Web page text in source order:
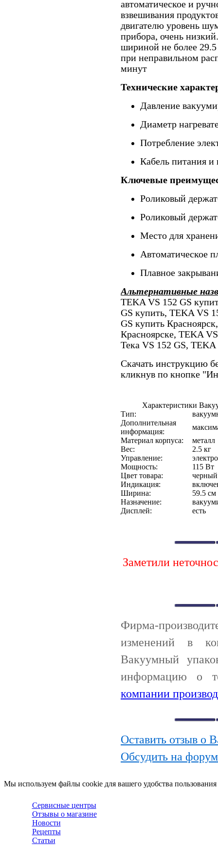
автоматическое и
взвешивания
двигателю уровень
прибора, очень
шириной не более
при неправильном
минут
Технические
Давление
Диаметр
Потребление
Кабель питания и
Ключевые
Роликовый
Роликовый
Место для
Автоматическое
Плавное
Альтернативные
TEKA VS 152 GS
GS купить, TEKA VS
GS купить
Красноярске, TEKA
Тека VS 152 GS, TEKA
Скачать инструкцию
кликнув по кнопке
Характеристики
Тип:
Дополнительная
информация:
Материал корпуса:
металл
Вес:
2.5 кг
Управление:
Мощность:
115 Вт
Цвет товара:
черный
Индикация:
Ширина:
59.5 см
Назначение:
Дисплей:
есть
Заметили
Фирма-
изменений в
Вакуумный
информацию о
компании
Оставить отзыв о
Обсудить на
Мы используем файлы cookie для вашего удобства
Сервисные центры
Отзывы о магазине
Новости
Рецепты
Статьи